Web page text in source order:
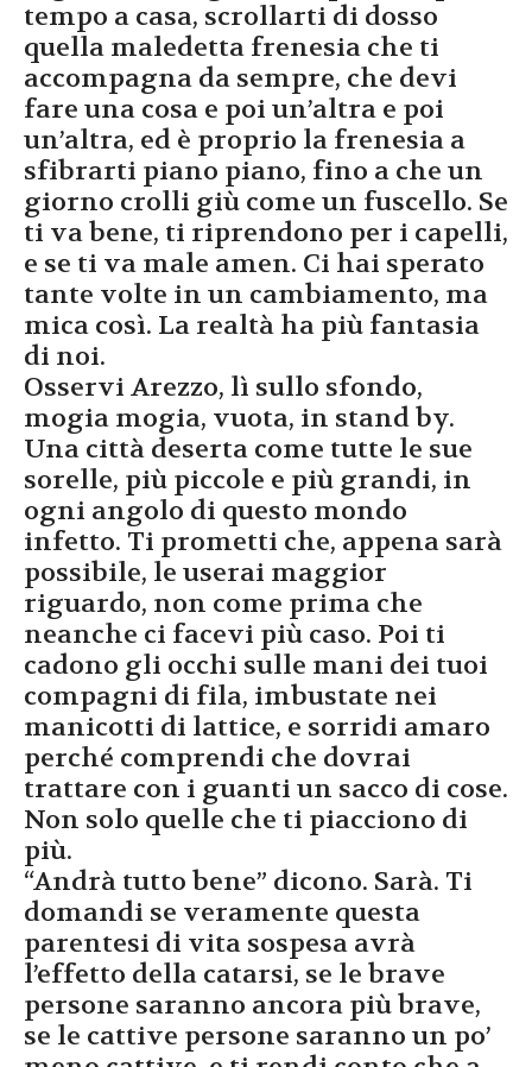
tempo a casa, scrollarti di dosso
quella maledetta frenesia che ti
accompagna da sempre, che devi
fare una cosa e poi un’altra e poi
un’altra, ed è proprio la frenesia a
sfibrarti piano piano, fino a che un
giorno crolli giù come un fuscello. Se
ti va bene, ti riprendono per i capelli,
e se ti va male amen. Ci hai sperato
tante volte in un cambiamento, ma
mica così. La realtà ha più fantasia
di noi.
Osservi Arezzo, lì sullo sfondo,
mogia mogia, vuota, in stand by.
Una città deserta come tutte le sue
sorelle, più piccole e più grandi, in
ogni angolo di questo mondo
infetto. Ti prometti che, appena sarà
possibile, le userai maggior
riguardo, non come prima che
neanche ci facevi più caso. Poi ti
cadono gli occhi sulle mani dei tuoi
compagni di fila, imbustate nei
manicotti di lattice, e sorridi amaro
perché comprendi che dovrai
trattare con i guanti un sacco di cose.
Non solo quelle che ti piacciono di
più.
“Andrà tutto bene” dicono. Sarà. Ti
domandi se veramente questa
parentesi di vita sospesa avrà
l’effetto della catarsi, se le brave
persone saranno ancora più brave,
se le cattive persone saranno un po’